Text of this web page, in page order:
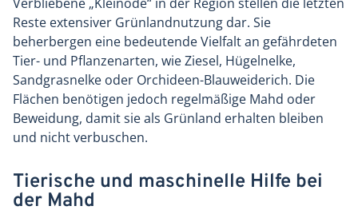
Reste extensiver Grünlandnutzung dar. Sie
beherbergen eine bedeutende Vielfalt an gefährdeten
Tier- und Pflanzenarten, wie Ziesel, Hügelnelke,
Sandgrasnelke oder Orchideen-Blauweiderich. Die
Flächen benötigen jedoch regelmäßige Mahd oder
Beweidung, damit sie als Grünland erhalten bleiben
und nicht verbuschen.
Tierische und maschinelle Hilfe bei
der Mahd